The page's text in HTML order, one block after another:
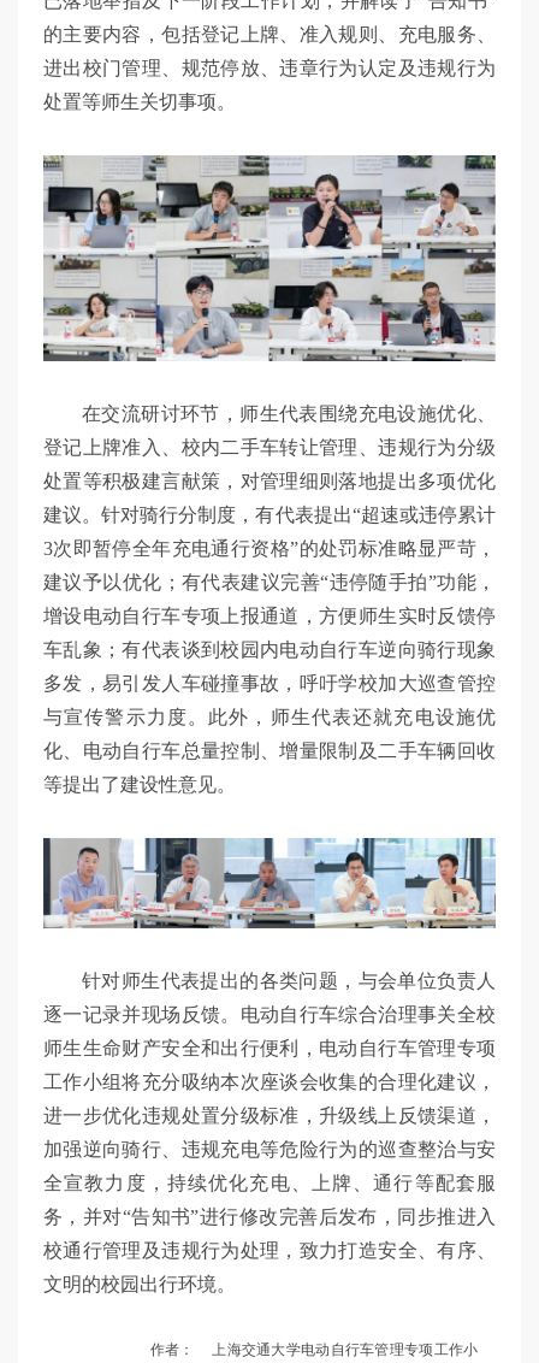
的主要内容，包括登记上牌、准入规则、充电服务、
进出校门管理、规范停放、违章行为认定及违规行为
处置等师生关切事项。
在交流研讨环节，师生代表围绕充电设施优化、
登记上牌准入、校内二手车转让管理、违规行为分级
处置等积极建言献策，对管理细则落地提出多项优化
建议。针对骑行分制度，有代表提出“超速或违停累计
3次即暂停全年充电通行资格”的处罚标准略显严苛，
建议予以优化；有代表建议完善“违停随手拍”功能，
增设电动自行车专项上报通道，方便师生实时反馈停
车乱象；有代表谈到校园内电动自行车逆向骑行现象
多发，易引发人车碰撞事故，呼吁学校加大巡查管控
与宣传警示力度。此外，师生代表还就充电设施优
化、电动自行车总量控制、增量限制及二手车辆回收
等提出了建设性意见。
针对师生代表提出的各类问题，与会单位负责人
逐一记录并现场反馈。电动自行车综合治理事关全校
师生生命财产安全和出行便利，电动自行车管理专项
工作小组将充分吸纳本次座谈会收集的合理化建议，
进一步优化违规处置分级标准，升级线上反馈渠道，
加强逆向骑行、违规充电等危险行为的巡查整治与安
全宣教力度，持续优化充电、上牌、通行等配套服
务，并对“告知书”进行修改完善后发布，同步推进入
校通行管理及违规行为处理，致力打造安全、有序、
文明的校园出行环境。
作者： 上海交通大学电动自行车管理专项工作小